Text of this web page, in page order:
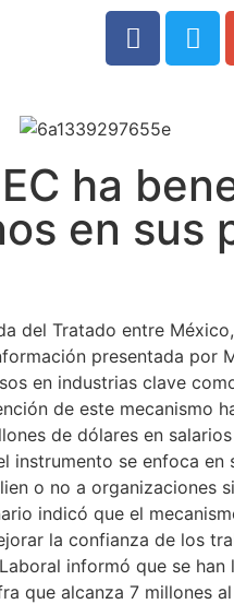
ha
en sus
del Tratado entre
presentada por
en industrias clave
de este mecanismo
de dólares en
se enfoca
o no a organizaciones
indicó que el
la confianza de los
informó que se
que alcanza 7 millones